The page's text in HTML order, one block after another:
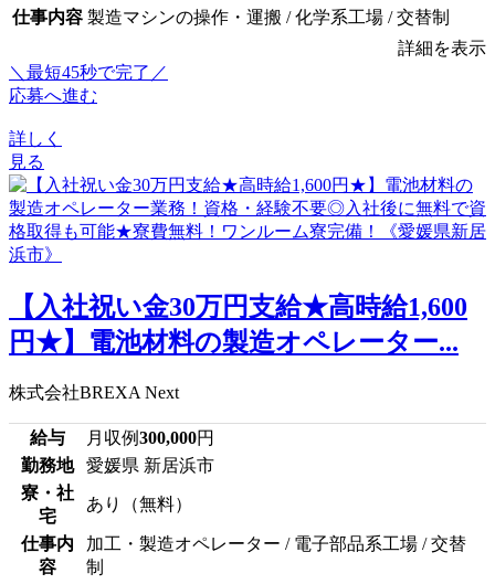
仕事内容 製造マシンの操作・運搬 / 化学系工場 / 交替制
詳細を表示
＼最短45秒で完了／
応募へ進む
詳しく
見る
【入社祝い金30万円支給★高時給1,600
円★】電池材料の製造オペレーター...
株式会社BREXA Next
給与 月収例300,000円
勤務地
愛媛県 新居浜市
寮・社
宅
あり（無料）
仕事内
容
加工・製造オペレーター / 電子部品系工場 / 交替
制